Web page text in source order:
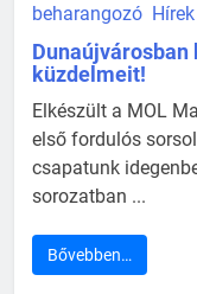
beharangozó Hírek
Dunaújvárosban
küzdelmeit!
Elkészült a MOL
első fordulós
csapatunk
sorozatban ...
Bővebben…